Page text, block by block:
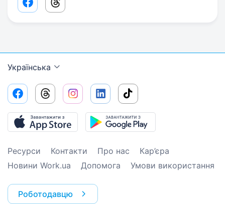
Facebook share link
Threads share link
Українська
Ресурси Контакти Про нас
Кар’єра
Новини Work.ua
Допомога Умови використання
Роботодавцю